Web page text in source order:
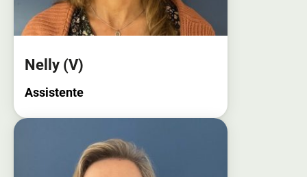
Nelly (V)
Assistente